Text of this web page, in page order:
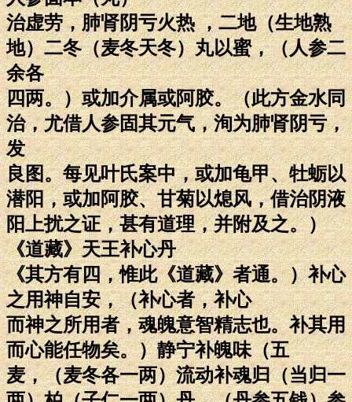
治虚劳，肺肾阴亏火热 ，二地（生地熟
地）二冬（麦冬天冬）丸以蜜，（人参二
余各
四两。）或加介属或阿胶。（此方金水同
治，尤借人参固其元气，洵为肺肾阴亏，
发
良图。每见叶氏案中，或加龟甲、牡蛎以
潜阳，或加阿胶、甘菊以熄风，借治阴液
阳上扰之证，甚有道理，并附及之。）
《道藏》天王补心丹
《其方有四，惟此《道藏》者通。）补心
之用神自安，（补心者，补心
而神之所用者，魂魄意智精志也。补其用
而心能任物矣。）静宁补魄味（五
麦，（麦冬各一两）流动补魂归（当归一